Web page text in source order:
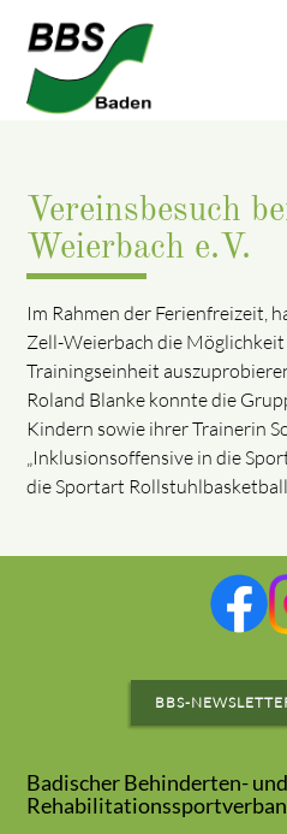
Vereinsbesuch
Weierbach e.V.
Im Rahmen der Ferienfreizeit,
Zell-Weierbach die
Trainingseinheit
Roland Blanke konnte die
Kindern sowie ihrer Trainerin
„Inklusionsoffensive in die
die Sportart
BBS-
Badischer Behinderten- und